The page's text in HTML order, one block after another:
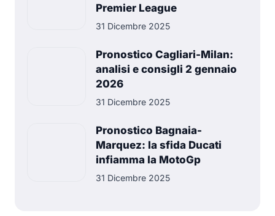
Premier League
31 Dicembre 2025
Pronostico Cagliari-Milan:
analisi e consigli 2 gennaio
2026
31 Dicembre 2025
Pronostico Bagnaia-
Marquez: la sfida Ducati
infiamma la MotoGp
31 Dicembre 2025